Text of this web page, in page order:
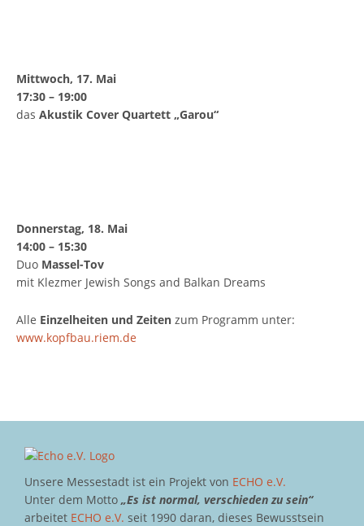
Mittwoch, 17. Mai
17:30 – 19:00
das Akustik Cover Quartett „Garou“
Donnerstag, 18. Mai
14:00 – 15:30
Duo Massel-Tov
mit Klezmer Jewish Songs and Balkan Dreams
Alle Einzelheiten und Zeiten zum Programm unter:
www.kopfbau.riem.de
Unsere Messestadt ist ein Projekt von ECHO e.V.
Unter dem Motto „Es ist normal, verschieden zu sein“
arbeitet ECHO e.V. seit 1990 daran, dieses Bewusstsein